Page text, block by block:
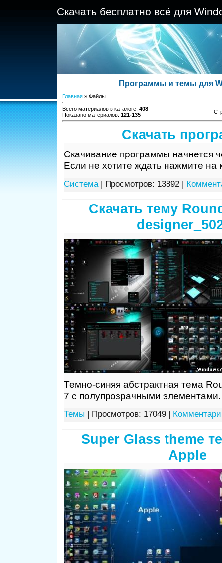
Скачать бесплатно всё для
Программы и темы для
Главная» Файлы
Всего материалов в каталоге: 408
Показано материалов: 121-135
Скачать
Скачивание программы начнется
Если не хотите ждать нажмите на
Система| Просмотров: 13892 |
Скачать тему
Темно-синяя абстрактная тема
7 с полупрозрачными элементами.
Темы | Просмотров: 17049 |
Super Glass theme
Apple